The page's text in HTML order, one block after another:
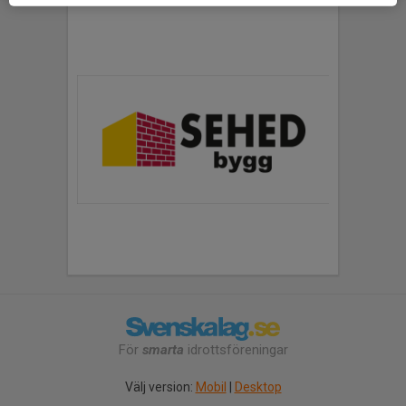
För smarta idrottsföreningar
Välj version: Mobil Desktop